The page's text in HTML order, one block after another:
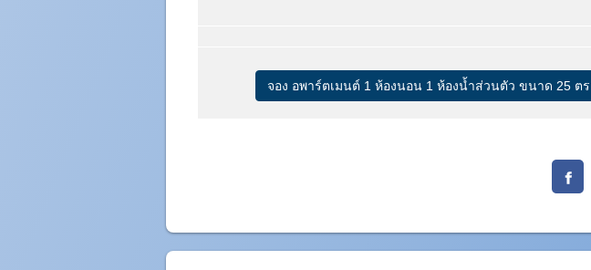
จอง อพาร์ตเมนต์ 1 ห้องนอน 1 ห้องน้ำส่วนตัว ขนาด 25 ตร.